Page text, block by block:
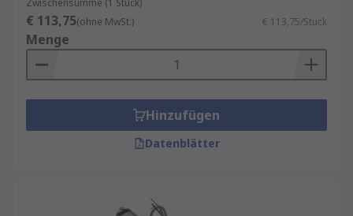
Zwischensumme (1 Stück)
€ 113,75(ohne MwSt.) € 113,75/Stück
Menge
Hinzufügen
Datenblätter